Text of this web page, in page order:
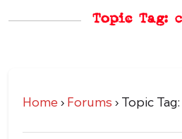
Topic Tag:
Home›Forums›Topic